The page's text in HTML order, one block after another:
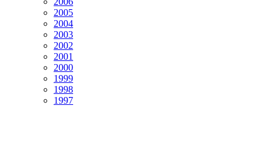
2005
2004
2003
2002
2001
2000
1999
1998
1997